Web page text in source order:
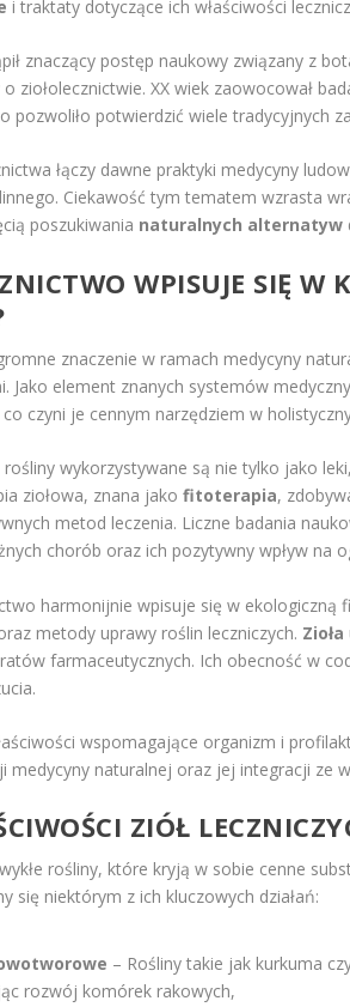
i traktaty dotyczące ich właściwości
znaczący postęp naukowy związany z
ziołolecznictwie. XX wiek zaowocował
pozwoliło potwierdzić wiele tradycyjnych
łączy dawne praktyki medycyny
Ciekawość tym tematem wzrasta
poszukiwania naturalnych alternatyw
WPISUJE SIĘ W
znaczenie w ramach medycyny
Jako element znanych systemów
czyni je cennym narzędziem w
wykorzystywane są nie tylko jako
ziołowa, znana jakofitoterapia,
metod leczenia. Liczne badania
chorób oraz ich pozytywny wpływ na
harmonijnie wpisuje się w ekologiczną
metody uprawy roślin leczniczych. Zioła
farmaceutycznych. Ich obecność w
wspomagające organizm i
medycyny naturalnej oraz jej integracji ze
ZIÓŁ
rośliny, które kryją w sobie cenne
się niektórym z ich kluczowych działań:
– Rośliny takie jak kurkuma
rozwój komórek rakowych,